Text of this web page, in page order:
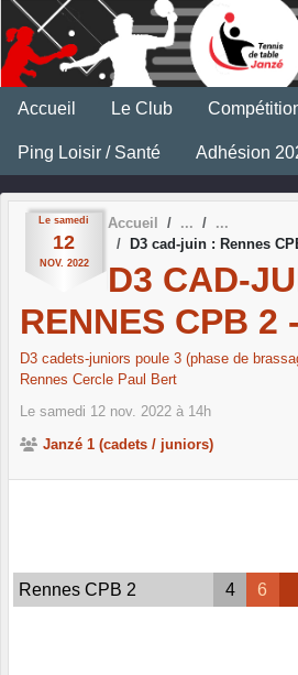
Accueil Le Club
Ping Loisir / Santé Adhésion
Le samedi
12
NOV. 2022
Accueil
D3 cad-juin : Rennes
D3 CAD-
RENNES CPB 2
D3 cadets-juniors poule 3 (phase de
Rennes Cercle Paul Bert
Le samedi 12 nov. 2022 à 14h
Janzé 1 (cadets / juniors)
Rennes CPB 2 4 6
Panneau de gestion des cookies